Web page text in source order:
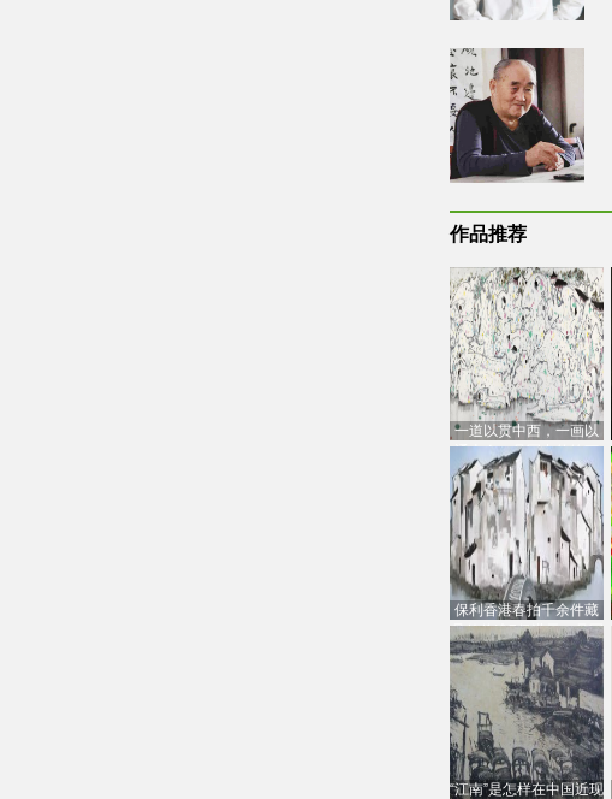
作品推荐
一道以贯中西，一画以
通古今：吴冠中的绘画
创
保利香港春拍千余件藏
品估价逾7亿港元，吴冠
中
“江南”是怎样在中国近现